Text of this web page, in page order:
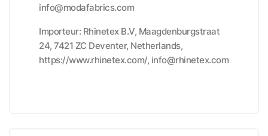
info@modafabrics.com
Importeur: Rhinetex B.V, Maagdenburgstraat
24, 7421 ZC Deventer, Netherlands,
https://www.rhinetex.com/, info@rhinetex.com